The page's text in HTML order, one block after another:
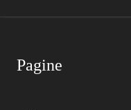
Pagine